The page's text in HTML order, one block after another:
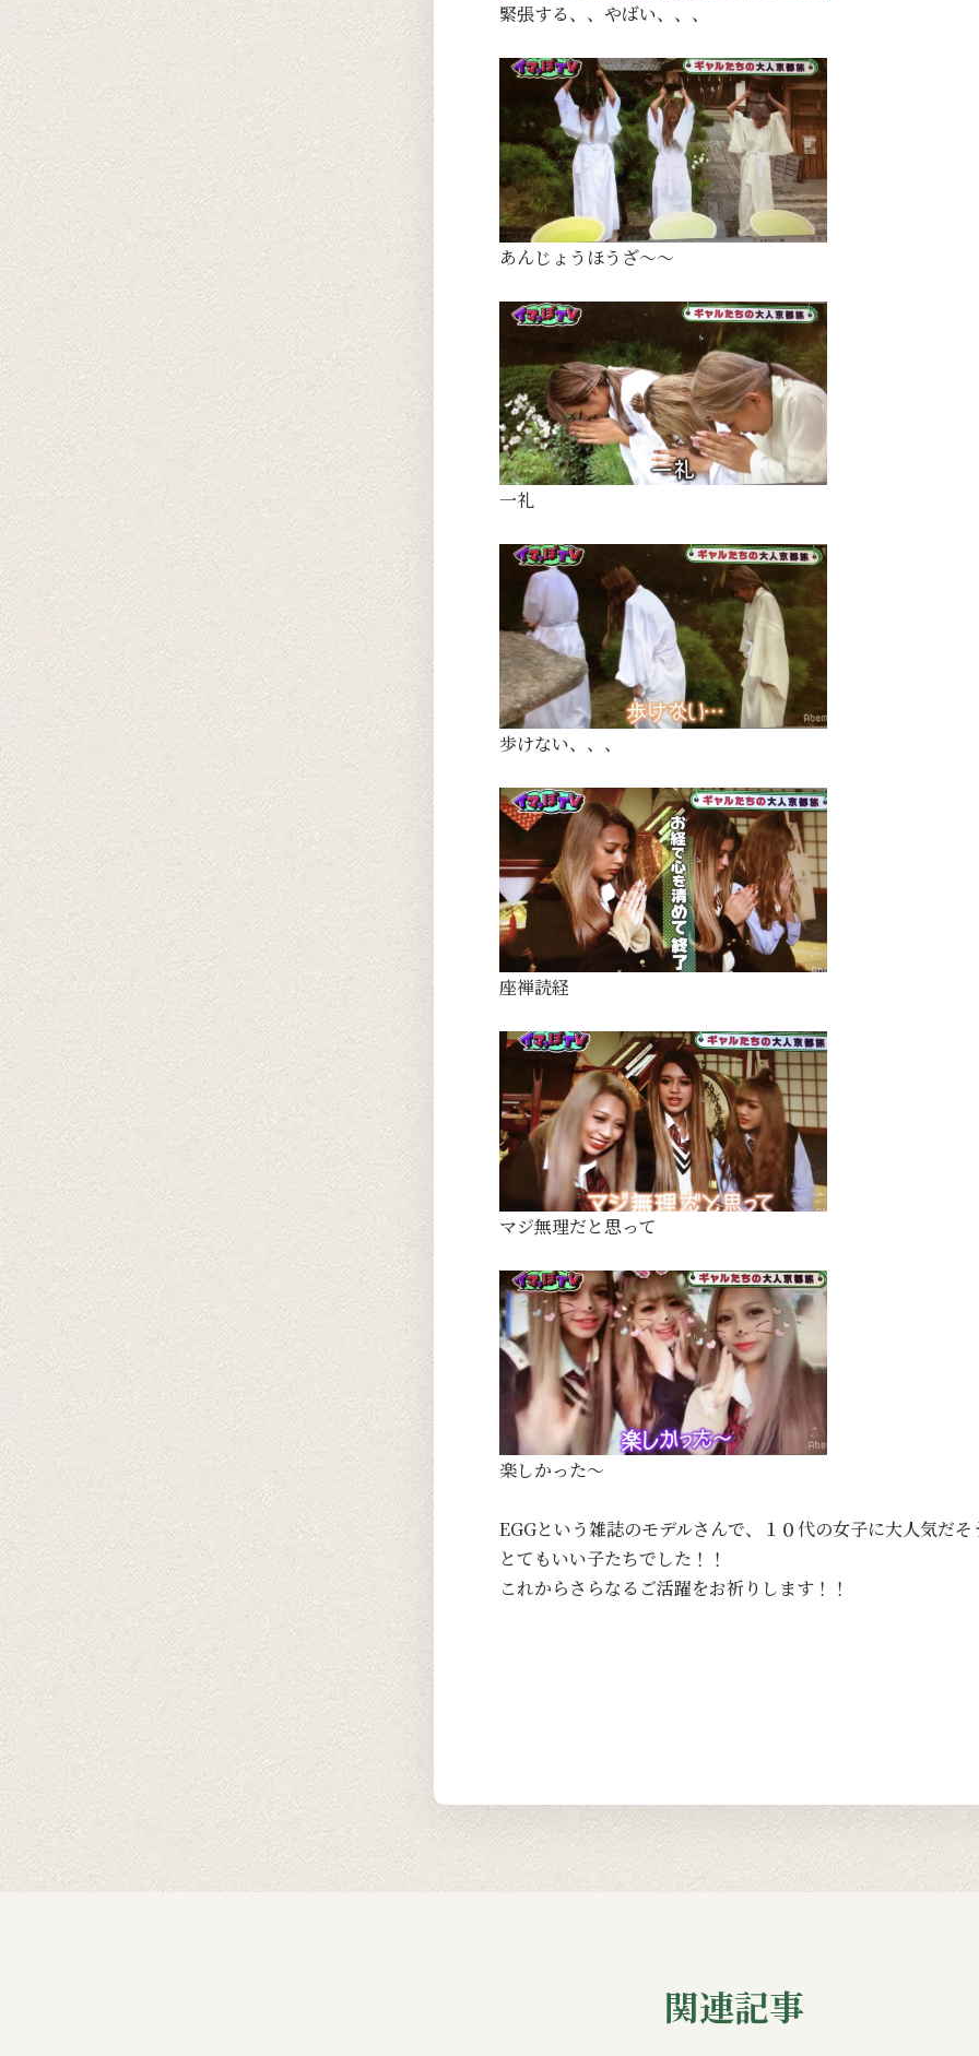
緊張する、、やばい、、、
あんじょうほうざ〜〜
一礼
歩けない、、、
座禅読経
マジ無理だと思って
楽しかった〜
EGGという雑誌のモデルさんで、１０代の女子に大人気だそ
とてもいい子たちでした！！
これからさらなるご活躍をお祈りします！！
関連記事